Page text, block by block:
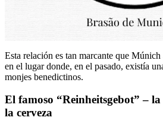
Esta relación es tan marcante que
en el lugar donde, en el pasado, existía
monjes benedictinos.
El famoso “Reinheitsgebot” –
la cerveza